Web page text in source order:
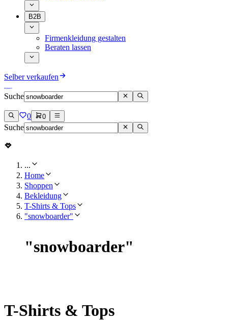
B2B
Firmenkleidung gestalten
Beraten lassen
Selber verkaufen
Suche
0 0
Suche
...
Home
Shoppen
Bekleidung
T-Shirts & Tops
"snowboarder"
"snowboarder"
T-Shirts & Tops